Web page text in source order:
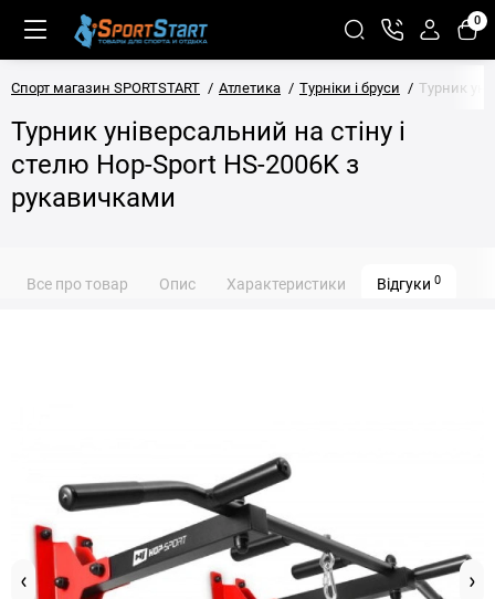
0
Спорт магазин SPORTSTART Атлетика Турніки і бруси Турник
Турник універсальний на стіну і
стелю Hop-Sport HS-2006K з
рукавичками
Все про товар Опис Характеристики Відгуки 0